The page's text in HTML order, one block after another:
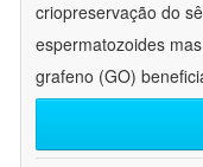
criopreservação do
espermatozoides
grafeno (GO)